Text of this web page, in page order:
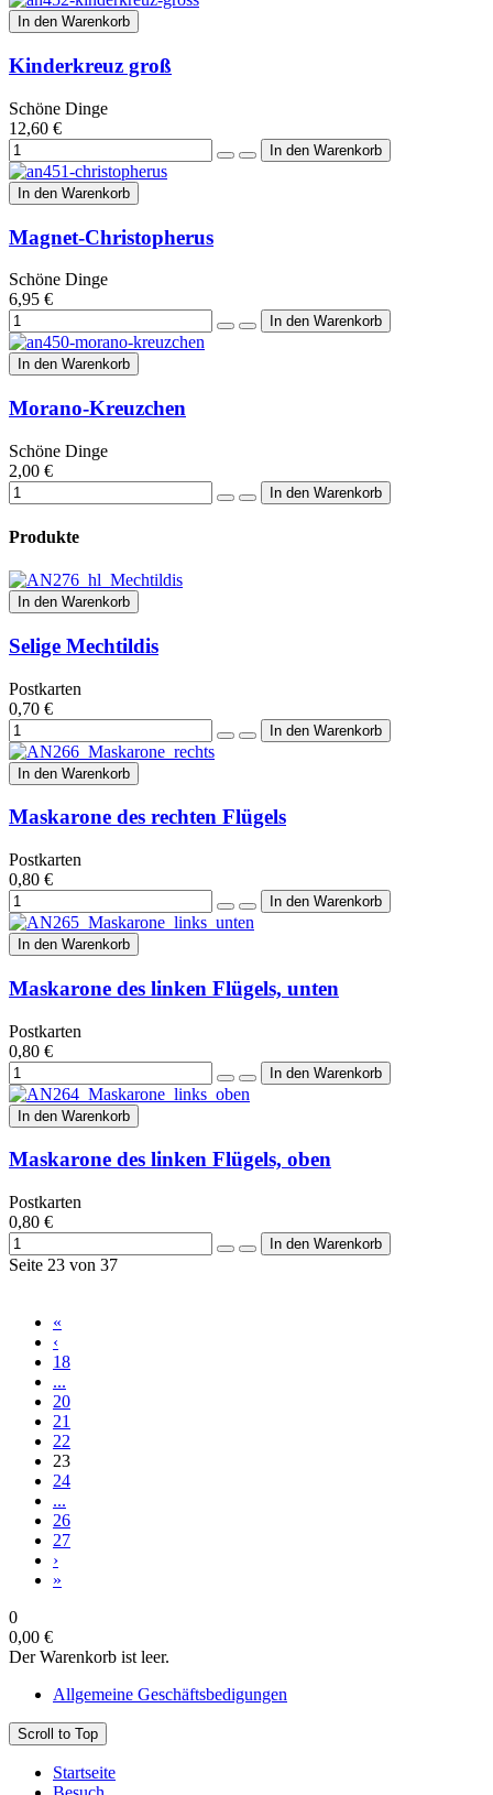
In den Warenkorb
Kinderkreuz groß
Schöne Dinge
12,60 €
In den Warenkorb
Magnet-Christopherus
Schöne Dinge
6,95 €
In den Warenkorb
Morano-Kreuzchen
Schöne Dinge
2,00 €
Produkte
In den Warenkorb
Selige Mechtildis
Postkarten
0,70 €
In den Warenkorb
Maskarone des rechten Flügels
Postkarten
0,80 €
In den Warenkorb
Maskarone des linken Flügels, unten
Postkarten
0,80 €
In den Warenkorb
Maskarone des linken Flügels, oben
Postkarten
0,80 €
Seite 23 von 37
«
‹
18
...
20
21
22
23
24
...
26
27
›
»
0
0,00 €
Der Warenkorb ist leer.
Allgemeine Geschäftsbedigungen
Scroll to Top
Startseite